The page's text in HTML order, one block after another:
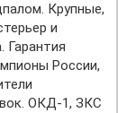
Крупные,
и
Гарантия
России,
ОКД-1, ЗКС